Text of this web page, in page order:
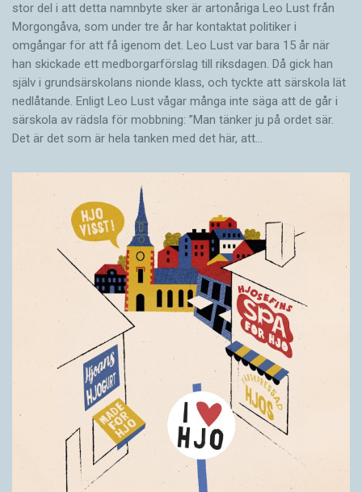
stor del i att detta namnbyte sker är artonåriga Leo Lust från
Morgongåva, som under tre år har kontaktat politiker i
omgångar för att få igenom det. Leo Lust var bara 15 år när
han skickade ett medborgarförslag till riksdagen. Då gick han
själv i grundsärskolans nionde klass, och tyckte att särskola lät
nedlåtande. Enligt Leo Lust vågar många inte säga att de går i
särskola av rädsla för mobbning: ”Man tänker ju på ordet sär.
Det är det som är hela tanken med det här, att…